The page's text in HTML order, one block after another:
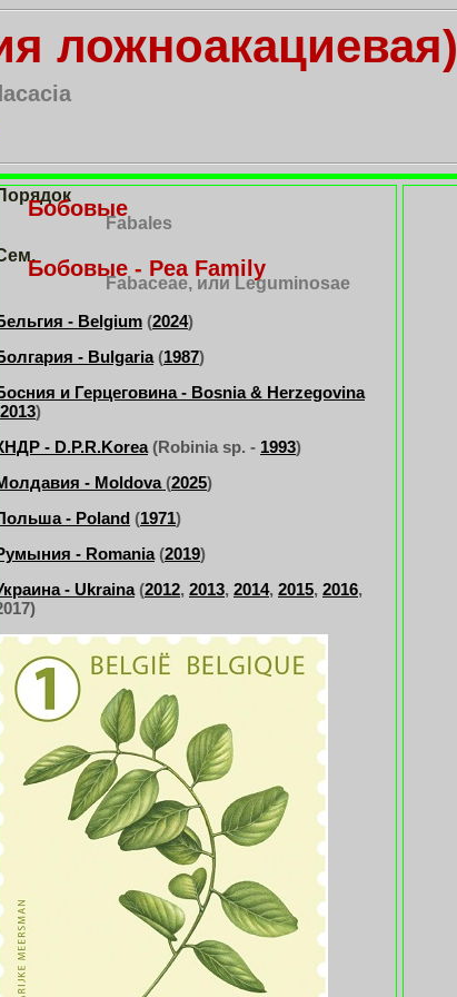
ложноакациевая)
Бобовые
Fabales
Бобовые - Pea Family
Fabaceae, или Leguminosae
- Belgium (2024)
- Bulgaria(1987)
и Герцеговина - Bosnia & Herzegovina
2013)
- D.P.R.Korea(Robinia sp. - 1993)
- Moldova(2025)
- Poland (1971)
- Romania(2019)
- Ukraina(2012, 2013, 2014, 2015, 2016,